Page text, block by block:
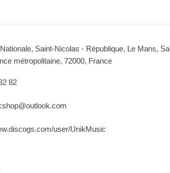
Saint-Nicolas - République, Le Mans,
métropolitaine, 72000, France
82
user/UnikMusic